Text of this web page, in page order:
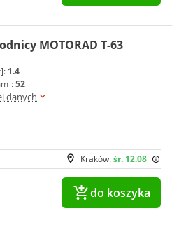
MOTORAD T-63
1.4
52
danych
Kraków:śr. 12.08
do koszyka